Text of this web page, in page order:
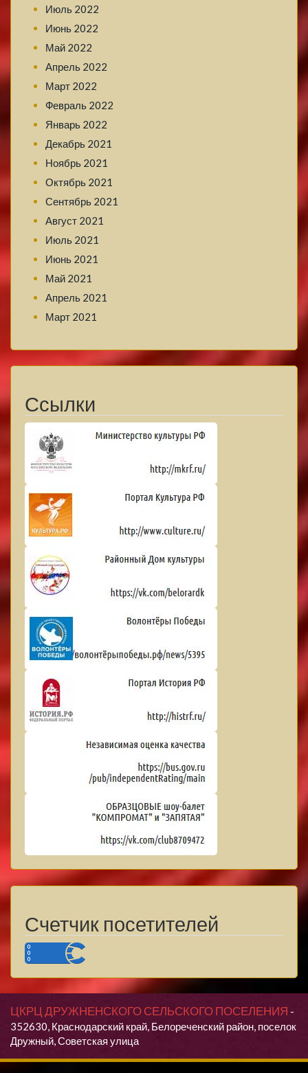
Июль 2022
Июнь 2022
Май 2022
Апрель 2022
Март 2022
Февраль 2022
Январь 2022
Декабрь 2021
Ноябрь 2021
Октябрь 2021
Сентябрь 2021
Август 2021
Июль 2021
Июнь 2021
Май 2021
Апрель 2021
Март 2021
Ссылки
Счетчик посетителей
ЦКРЦ ДРУЖНЕНСКОГО СЕЛЬСКОГО ПОСЕЛЕНИЯ -
352630, Краснодарский край, Белореченский район, поселок
Дружный, Советская улица